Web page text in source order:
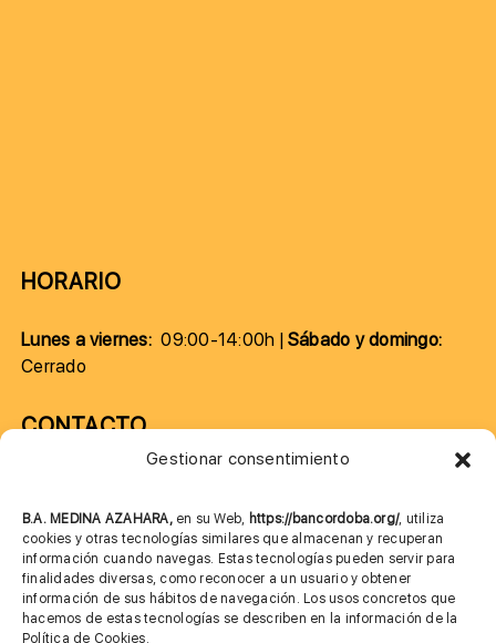
Gestionar consentimiento
B.A. MEDINA AZAHARA, en su Web, https://bancordoba.org/, utiliza
cookies y otras tecnologías similares que almacenan y recuperan
información cuando navegas. Estas tecnologías pueden servir para
finalidades diversas, como reconocer a un usuario y obtener
información de sus hábitos de navegación. Los usos concretos que
hacemos de estas tecnologías se describen en la información de la
Política de Cookies.
HORARIO
Lunes a viernes:09:00-14:00h |Sábado y domingo:
Cerrado
CONTACTO
685 901 226
MÁS INFORMACIÓN